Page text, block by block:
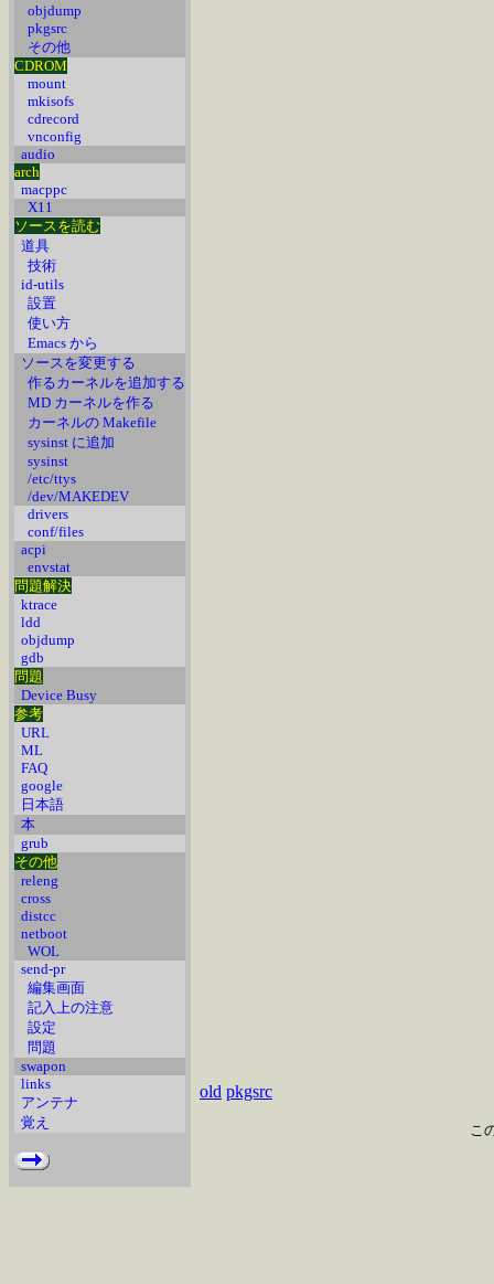
objdump
pkgsrc
その他
CDROM
mount
mkisofs
cdrecord
vnconfig
audio
arch
macppc
X11
ソースを読む
道具
技術
id-utils
設置
使い方
Emacs から
ソースを変更する
作るカーネルを追加する
MD カーネルを作る
カーネルの Makefile
sysinst に追加
sysinst
/etc/ttys
/dev/MAKEDEV
drivers
conf/files
acpi
envstat
問題解決
ktrace
ldd
objdump
gdb
問題
Device Busy
参考
URL
ML
FAQ
google
日本語
本
grub
その他
releng
cross
distcc
netboot
WOL
send-pr
編集画面
記入上の注意
設定
問題
swapon
links
アンテナ
覚え
old pkgsrc
こ